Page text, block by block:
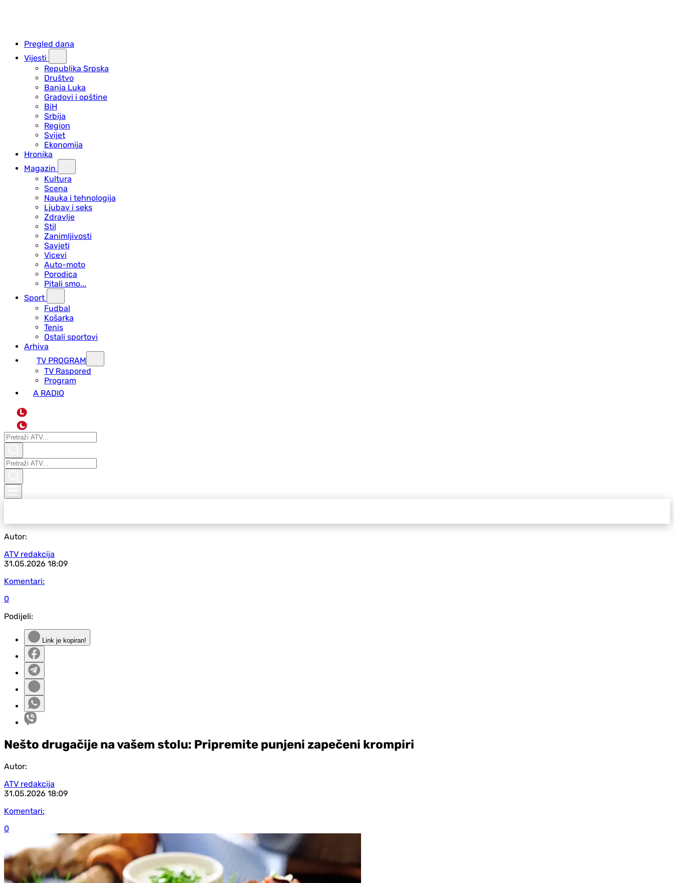
Pregled dana
Vijesti
Republika Srpska
Društvo
Banja Luka
Gradovi i opštine
BiH
Srbija
Region
Svijet
Ekonomija
Hronika
Magazin
Kultura
Scena
Nauka i tehnologija
Ljubav i seks
Zdravlje
Stil
Zanimljivosti
Savjeti
Vicevi
Auto-moto
Porodica
Pitali smo...
Sport
Fudbal
Košarka
Tenis
Ostali sportovi
Arhiva
TV PROGRAM
ТV Raspored
Program
A RADIO
L
Autor:
ATV redakcija
31.05.2026 18:09
Komentari:
0
Podijeli:
Link je kopiran!
Nešto drugačije na vašem stolu: Pripremite punjeni zapečeni krompiri
Autor:
ATV redakcija
31.05.2026 18:09
Komentari:
0